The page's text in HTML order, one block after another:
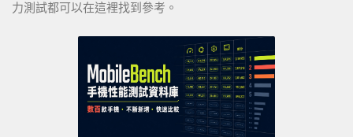
力測試都可以在這裡找到參考。